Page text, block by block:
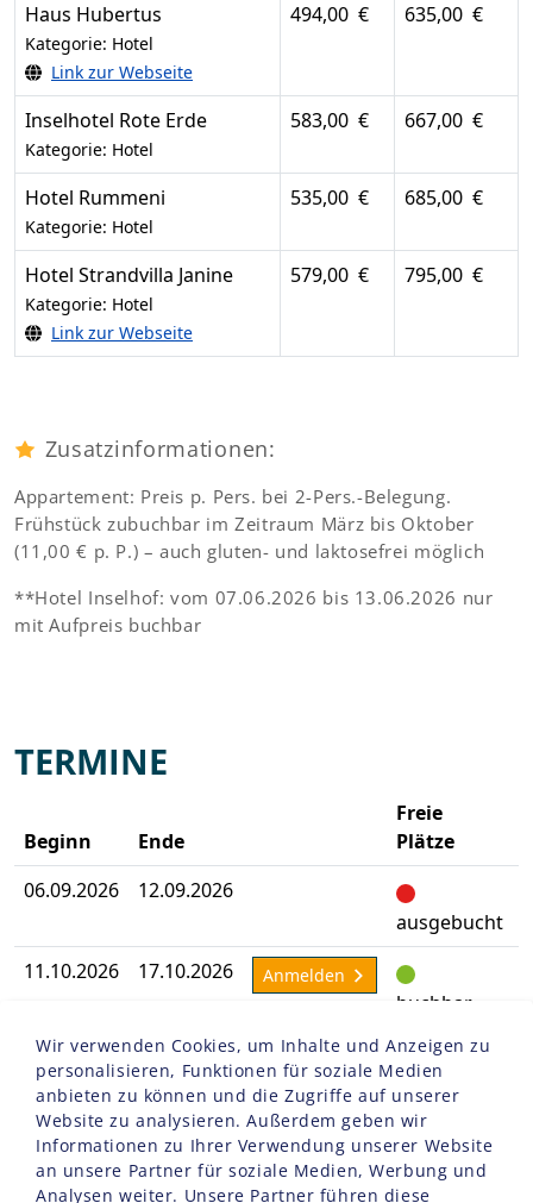
Haus Hubertus
Kategorie: Hotel
Link zur Webseite
494,00 € 635,00 €
Inselhotel Rote Erde
Kategorie: Hotel
583,00 € 667,00 €
Hotel Rummeni
Kategorie: Hotel
535,00 € 685,00 €
Hotel Strandvilla Janine
Kategorie: Hotel
Link zur Webseite
579,00 € 795,00 €
Zusatzinformationen:
Appartement: Preis p. Pers. bei 2-Pers.-Belegung.
Frühstück zubuchbar im Zeitraum März bis Oktober
(11,00 € p. P.) – auch gluten- und laktosefrei möglich
**Hotel Inselhof: vom 07.06.2026 bis 13.06.2026 nur
mit Aufpreis buchbar
TERMINE
Beginn Ende
Freie
Plätze
06.09.2026
12.09.2026
ausgebucht
11.10.2026 17.10.2026 Anmelden
buchbar
08.11.2026 14.11.2026 Anmelden
buchbar
Wir verwenden Cookies, um Inhalte und Anzeigen zu
personalisieren, Funktionen für soziale Medien
anbieten zu können und die Zugriffe auf unserer
Website zu analysieren. Außerdem geben wir
Informationen zu Ihrer Verwendung unserer Website
an unsere Partner für soziale Medien, Werbung und
Analysen weiter. Unsere Partner führen diese